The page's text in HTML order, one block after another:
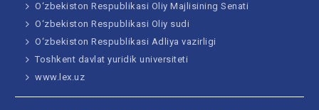
O‘zbekiston Respublikasi Oliy Majlisining Senati
O‘zbekiston Respublikasi Oliy sudi
O‘zbekiston Respublikasi Adliya vazirligi
Toshkent davlat yuridik universiteti
www.lex.uz